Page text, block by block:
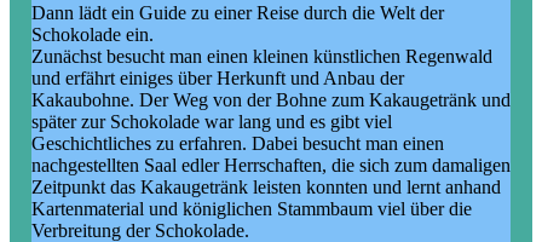
Dann lädt ein Guide zu einer Reise durch die Welt der
Schokolade ein.
Zunächst besucht man einen kleinen künstlichen Regenwald
und erfährt einiges über Herkunft und Anbau der
Kakaubohne. Der Weg von der Bohne zum Kakaugetränk und
später zur Schokolade war lang und es gibt viel
Geschichtliches zu erfahren. Dabei besucht man einen
nachgestellten Saal edler Herrschaften, die sich zum damaligen
Zeitpunkt das Kakaugetränk leisten konnten und lernt anhand
Kartenmaterial und königlichen Stammbaum viel über die
Verbreitung der Schokolade.